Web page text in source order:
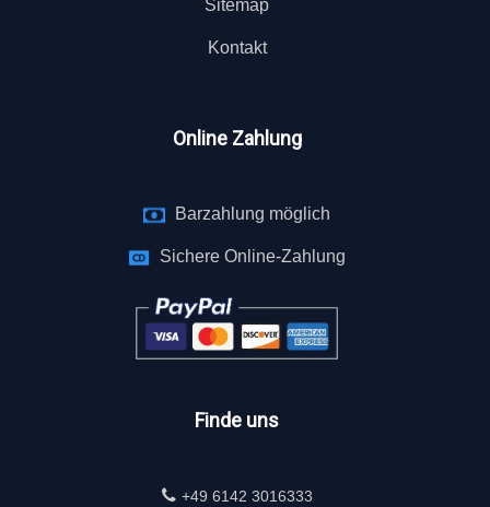
Sitemap
Kontakt
Online Zahlung
Barzahlung möglich
Sichere Online-Zahlung
Finde uns
+49 6142 3016333